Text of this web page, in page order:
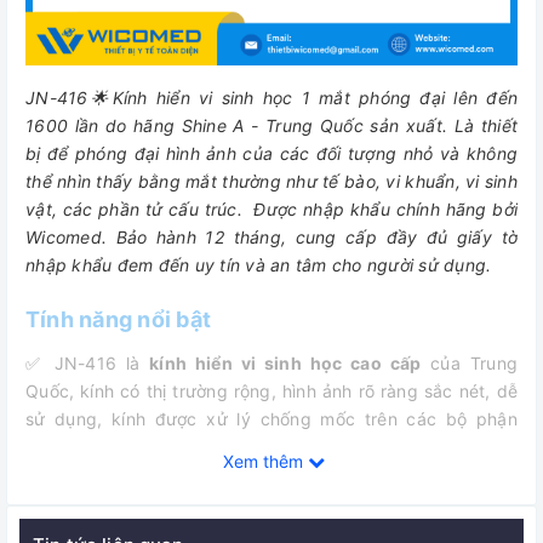
JN-416🌟Kính hiển vi sinh học 1 mắt phóng đại lên đến
1600 lần do hãng Shine A - Trung Quốc sản xuất. Là thiết
bị để phóng đại hình ảnh của các đối tượng nhỏ và không
thể nhìn thấy bằng mắt thường như tế bào, vi khuẩn, vi sinh
vật, các phần tử cấu trúc.
Được nhập khẩu chính hãng bởi
Wicomed. Bảo hành 12 tháng, cung cấp đầy đủ giấy tờ
nhập khẩu đem đến uy tín và an tâm cho người sử dụng.
Tính năng nổi bật
✅ JN-416 là kính hiển vi sinh học cao cấp của Trung
Quốc, kính có thị trường rộng, hình ảnh rõ ràng sắc nét, dễ
sử dụng, kính được xử lý chống mốc trên các bộ phận
vực khác như: Giáo dục, Nông nghiệp, Y tế, Công nghệ
Xem thêm